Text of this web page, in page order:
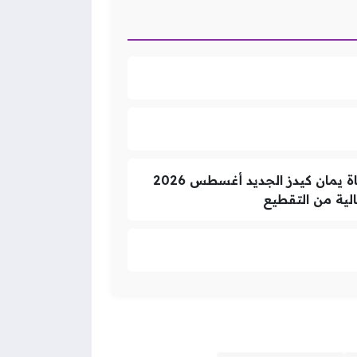
تردد قناة يمان كيدز الجديد أغسطس 2026 لمتابعة أقوى برامج الأطفال بدون تشويش ضبط تردد قناة يمان كيدز الجديد أغسطس 2026